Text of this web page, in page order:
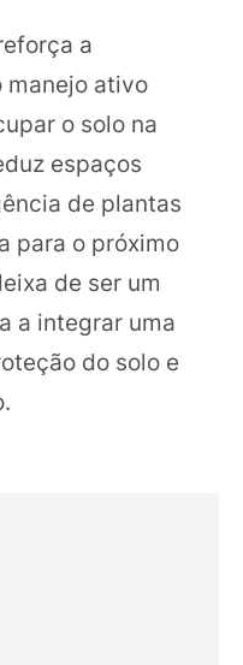
a
manejo ativo
o solo na
espaços
de plantas
para o próximo
de ser um
a integrar uma
do solo e